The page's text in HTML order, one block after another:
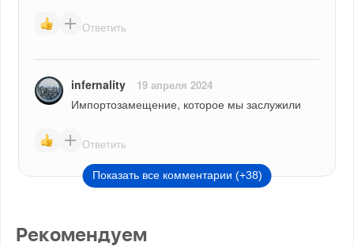
Ответить
infernality 19 апреля 2024
Импортозамещение, которое мы заслужили
Ответить
Показать все комментарии (+38)
Рекомендуем